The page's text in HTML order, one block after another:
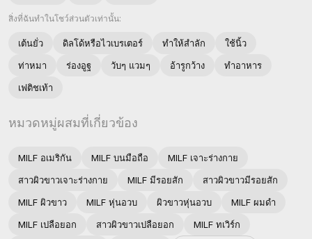
สิ่งที่ฉันทำในโชว์ส่วนตัวเท่านั้น:
เต้นยั่ว ดิลโด้หรือไวเบรเตอร์ ทำให้สำลัก
ใช้นิ้ว
ท่าหมา
ร่องอูฐ วับๆ แวมๆ อ้ารูกว้าง
ทำอาหาร
เฟติชเท้า
หมวดหมู่ผสมที่เกี่ยวข้อง
MILF อเมริกัน MILF บนมือถือ
MILF เจาะร่างกาย
สาวผิวขาวเจาะร่างกาย
MILF มีรอยสัก
สาวผิวขาวมีรอยสัก
MILF ผิวขาว
MILF หุ่นอวบ ผิวขาวหุ่นอวบ
MILF ผมดำ
MILF เปลือยอก
สาวผิวขาวเปลือยอก
MILF ทเวิร์ก